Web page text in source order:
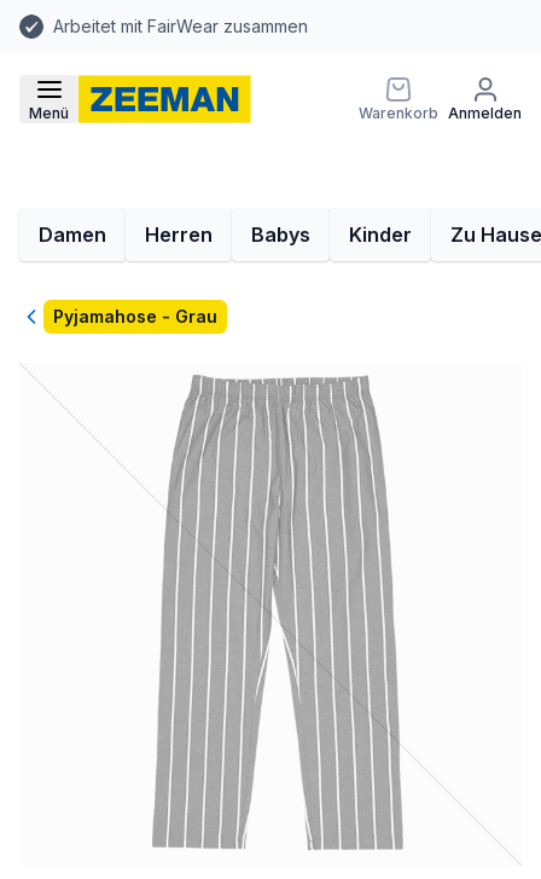
Arbeitet mit FairWear zusammen
Menü Warenkorb Anmelden
Damen Herren Babys Kinder Zu Hause
ZurückPyjamahose - Grau